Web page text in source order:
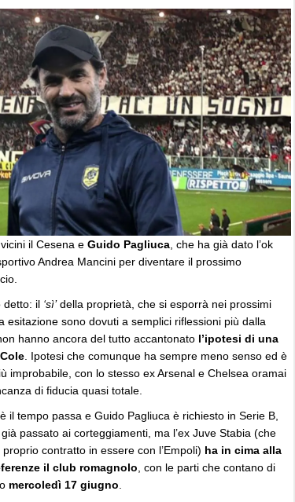
il Cesena e Guido Pagliuca , che ha già dato l’ok
Andrea Mancini per diventare il prossimo
detto: il ‘sì’della proprietà, che si esporrà nei prossimi
esitazione sono dovuti a semplici riflessioni più dalla
hanno ancora del tutto accantonato l’ipotesi di una
. Ipotesi che comunque ha sempre meno senso ed è
improbabile, con lo stesso ex Arsenal e Chelsea oramai
di fiducia quasi totale.
il tempo passa e Guido Pagliuca è richiesto in Serie B,
passato ai corteggiamenti, ma l’ex Juve Stabia (che
contratto in essere con l’Empoli) ha in cima alla
il club romagnolo , con le parti che contano di
mercoledì 17 giugno